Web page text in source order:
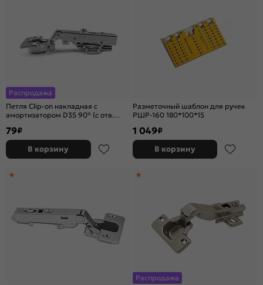
Распродажа
Петля Clip-on накладная с
амортизатором D35 90° (с отв.
H302A02/2410
79₽
В корзину
Разметочный шаблон для ручек
РШР-160 180*100*15
1 049₽
В корзину
Распродажа